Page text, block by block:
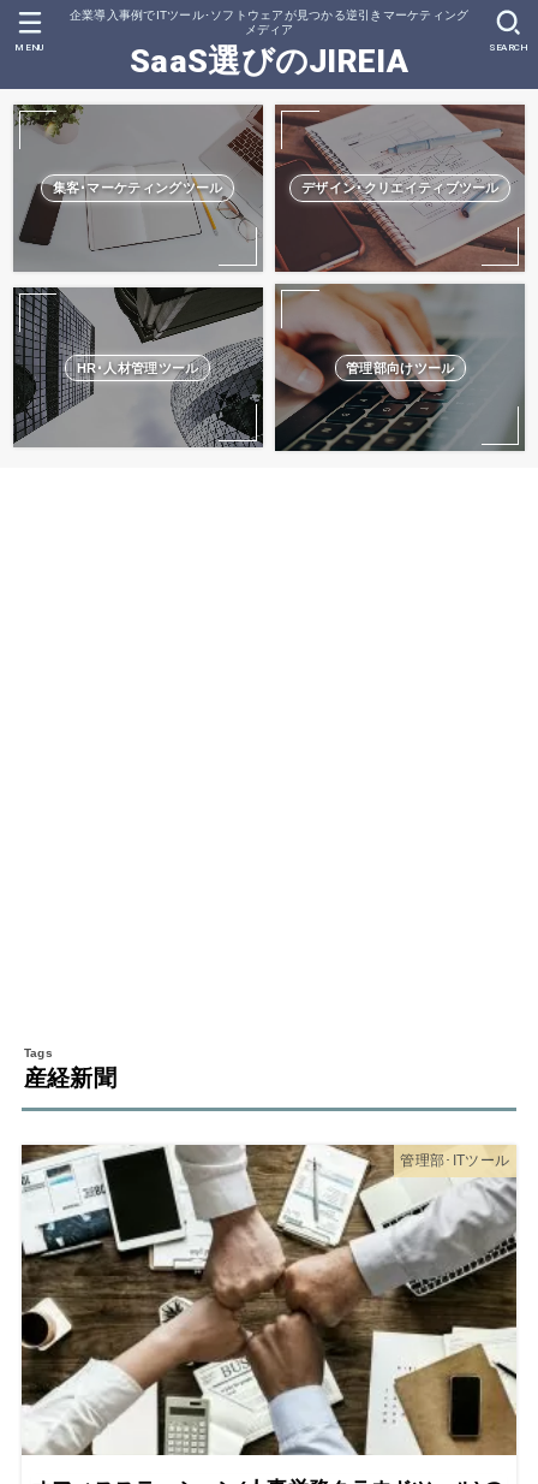
企業導入事例でITツール･ソフトウェアが見つかる逆引きマーケティング
メディア
SaaS選びのJIREIA SEARCH
MENU
集客･マーケティングツール デザイン･クリエイティブツール
HR･人材管理ツール 管理部向けツール
産経新聞
管理部･ITツール